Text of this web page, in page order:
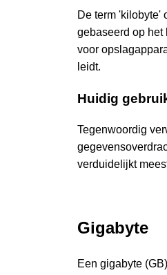
De term 'kilobyte'
gebaseerd op het
voor
leidt.
Huidig
Tegenwoordig
verduidelijkt
Gigabyte
Een gigabyte